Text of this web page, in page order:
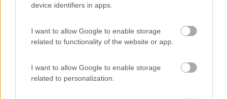
device identifiers in apps.
I want to allow Google to enable storage
related to functionality of the website or app.
I want to allow Google to enable storage
related to personalization.
Area di sosta (AA)
Area camper
9 1